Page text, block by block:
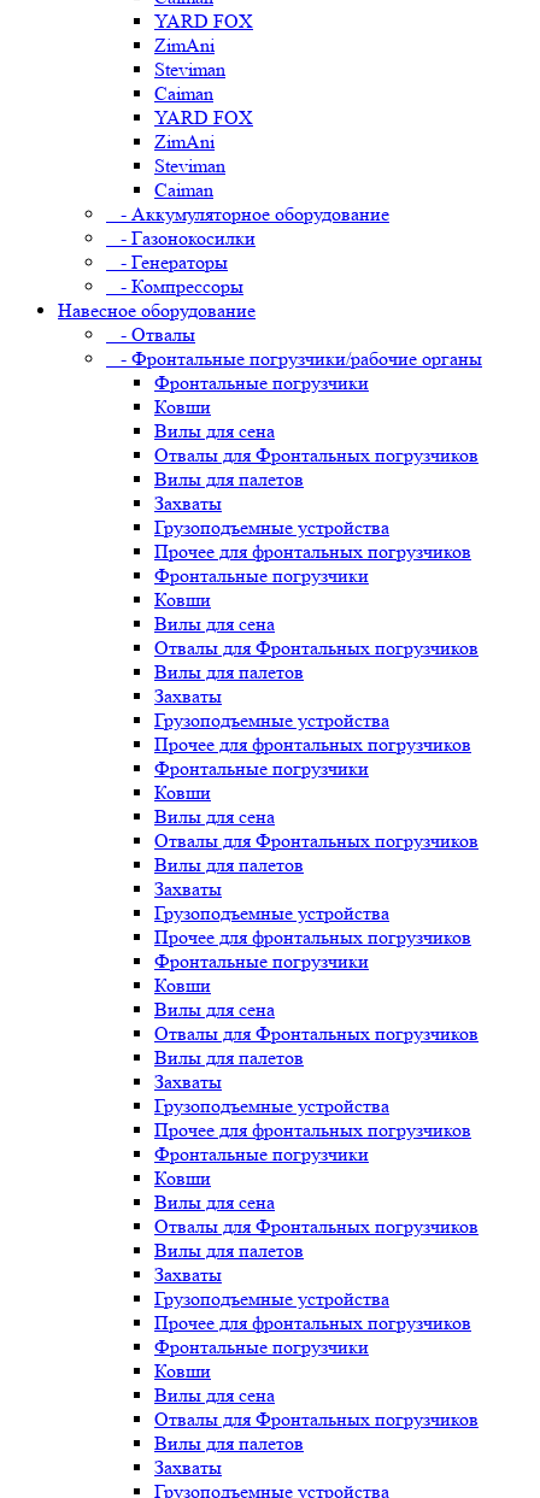
YARD FOX
ZimAni
Steviman
Caiman
YARD FOX
ZimAni
Steviman
Caiman
- Аккумуляторное оборудование
- Газонокосилки
- Генераторы
- Компрессоры
Навесное оборудование
- Отвалы
- Фронтальные погрузчики/рабочие органы
Фронтальные погрузчики
Ковши
Вилы для сена
Отвалы для Фронтальных погрузчиков
Вилы для палетов
Захваты
Грузоподъемные устройства
Прочее для фронтальных погрузчиков
Фронтальные погрузчики
Ковши
Вилы для сена
Отвалы для Фронтальных погрузчиков
Вилы для палетов
Захваты
Грузоподъемные устройства
Прочее для фронтальных погрузчиков
Фронтальные погрузчики
Ковши
Вилы для сена
Отвалы для Фронтальных погрузчиков
Вилы для палетов
Захваты
Грузоподъемные устройства
Прочее для фронтальных погрузчиков
Фронтальные погрузчики
Ковши
Вилы для сена
Отвалы для Фронтальных погрузчиков
Вилы для палетов
Захваты
Грузоподъемные устройства
Прочее для фронтальных погрузчиков
Фронтальные погрузчики
Ковши
Вилы для сена
Отвалы для Фронтальных погрузчиков
Вилы для палетов
Захваты
Грузоподъемные устройства
Прочее для фронтальных погрузчиков
Фронтальные погрузчики
Ковши
Вилы для сена
Отвалы для Фронтальных погрузчиков
Вилы для палетов
Захваты
Грузоподъемные устройства